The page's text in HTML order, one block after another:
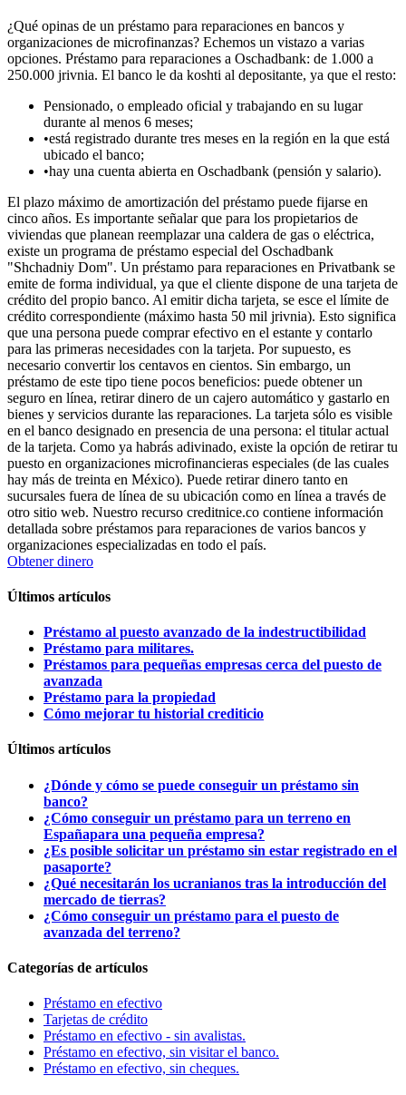
¿Qué opinas de un préstamo para reparaciones en bancos y
organizaciones de microfinanzas? Echemos un vistazo a varias
opciones. Préstamo para reparaciones a Oschadbank: de 1.000 a
250.000 jrivnia. El banco le da koshti al depositante, ya que el resto:
Pensionado, o empleado oficial y trabajando en su lugar
durante al menos 6 meses;
•está registrado durante tres meses en la región en la que está
ubicado el banco;
•hay una cuenta abierta en Oschadbank (pensión y salario).
El plazo máximo de amortización del préstamo puede fijarse en
cinco años. Es importante señalar que para los propietarios de
viviendas que planean reemplazar una caldera de gas o eléctrica,
existe un programa de préstamo especial del Oschadbank
"Shchadniy Dom". Un préstamo para reparaciones en Privatbank se
emite de forma individual, ya que el cliente dispone de una tarjeta de
crédito del propio banco. Al emitir dicha tarjeta, se esce el límite de
crédito correspondiente (máximo hasta 50 mil jrivnia). Esto significa
que una persona puede comprar efectivo en el estante y contarlo
para las primeras necesidades con la tarjeta. Por supuesto, es
necesario convertir los centavos en cientos. Sin embargo, un
préstamo de este tipo tiene pocos beneficios: puede obtener un
seguro en línea, retirar dinero de un cajero automático y gastarlo en
bienes y servicios durante las reparaciones. La tarjeta sólo es visible
en el banco designado en presencia de una persona: el titular actual
de la tarjeta. Como ya habrás adivinado, existe la opción de retirar tu
puesto en organizaciones microfinancieras especiales (de las cuales
hay más de treinta en México). Puede retirar dinero tanto en
sucursales fuera de línea de su ubicación como en línea a través de
otro sitio web. Nuestro recurso creditnice.co contiene información
detallada sobre préstamos para reparaciones de varios bancos y
organizaciones especializadas en todo el país.
Obtener dinero
Últimos artículos
Préstamo al puesto avanzado de la indestructibilidad
Préstamo para militares.
Préstamos para pequeñas empresas cerca del puesto de
avanzada
Préstamo para la propiedad
Cómo mejorar tu historial crediticio
Últimos artículos
¿Dónde y cómo se puede conseguir un préstamo sin
banco?
¿Cómo conseguir un préstamo para un terreno en
Españapara una pequeña empresa?
¿Es posible solicitar un préstamo sin estar registrado en el
pasaporte?
¿Qué necesitarán los ucranianos tras la introducción del
mercado de tierras?
¿Cómo conseguir un préstamo para el puesto de
avanzada del terreno?
Categorías de artículos
Préstamo en efectivo
Tarjetas de crédito
Préstamo en efectivo - sin avalistas.
Préstamo en efectivo, sin visitar el banco.
Préstamo en efectivo, sin cheques.